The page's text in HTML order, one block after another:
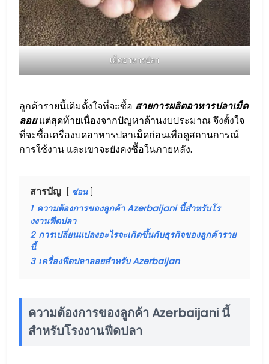
เม็ดอาหารปลา
ลูกค้ารายนี้เดิมตั้งใจที่จะซื้อ สายการผลิตอาหารปลาเม็ด
ลอยแต่สุดท้ายเนื่องจากปัญหาด้านงบประมาณ จึงตั้งใจ
ที่จะซื้อเครื่องบดอาหารปลาเม็ดก่อนเพื่อดูสถานการณ์
การใช้งาน และเขาจะยังคงซื้อในภายหลัง.
สารบัญ ซ่อน
1 ความต้องการของลูกค้า Azerbaijani นี้สำหรับโร
งงานฟีดปลา
2 การเปลี่ยนแปลงอะไรจะเกิดขึ้นกับธุรกิจของลูกค้าราย
นี้
3 เครื่องฟีดปลาลอยสำหรับ Azerbaijan
ความต้องการของลูกค้า Azerbaijani นี้
สำหรับโรงงานฟีดปลา